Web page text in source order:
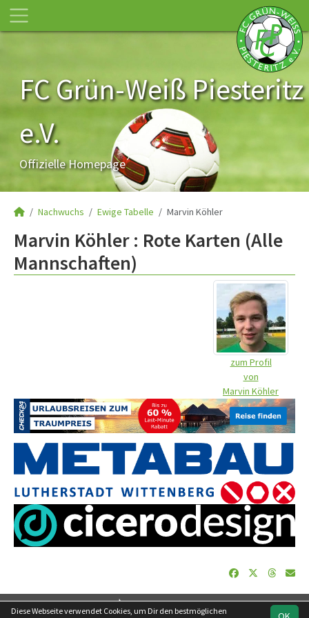
FC Grün-Weiß Piesteritz
e.V.
Offizielle Homepage
Nachwuchs Ewige Tabelle Marvin Köhler
Marvin Köhler : Rote Karten (Alle
Mannschaften)
zum Profil
von
Marvin Köhler
soccero.de
Diese Webseite verwendet Cookies, um Dir den bestmöglichen